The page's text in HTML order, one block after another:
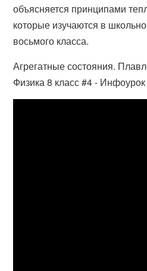
объясняется принципами
которые изучаются в
восьмого класса.
Агрегатные состояния.
Физика 8 класс #4 - Инфоурок